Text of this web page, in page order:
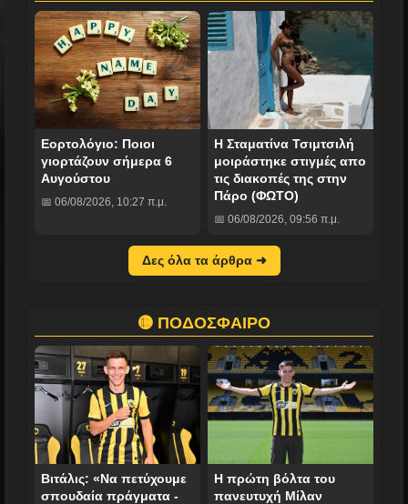
Εορτολόγιο: Ποιοι
γιορτάζουν σήμερα 6
Αυγούστου
📅 06/08/2026, 10:27 π.μ.
H Σταματίνα Τσιμτσιλή
μοιράστηκε στιγμές απο
τις διακοπές της στην
Πάρο (ΦΩΤΟ)
📅 06/08/2026, 09:56 π.μ.
Δες όλα τα άρθρα ➜
🟡 ΠΟΔΟΣΦΑΙΡΟ
Βιτάλις: «Να πετύχουμε
σπουδαία πράγματα -
Η πρώτη βόλτα του
πανευτυχή Μίλαν